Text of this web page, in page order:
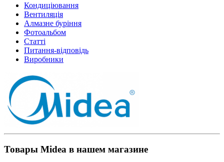
Кондиціювання
Вентиляція
Алмазне буріння
Фотоальбом
Статті
Питання-відповідь
Виробники
Товары Midea в нашем магазине